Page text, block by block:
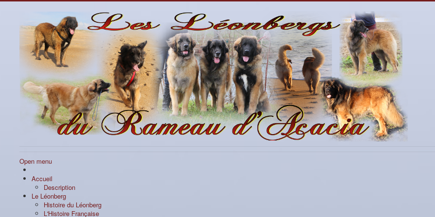
Open menu
Accueil
Description
Le Léonberg
Histoire du Léonberg
L'Histoire Française